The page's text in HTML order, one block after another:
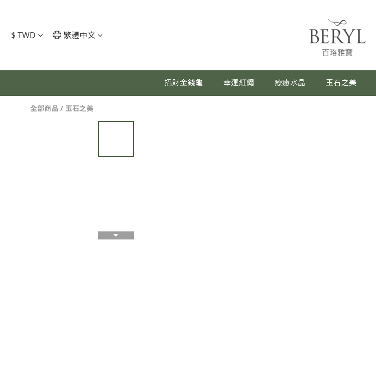
$ TWD 繁體中文
招財金錢龜 幸運紅繩 療癒水晶 玉石之美
全部商品 / 玉石之美